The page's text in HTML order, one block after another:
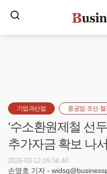
기업과산업 중공업·조선·
'수소환원제철 선
추가자금 확보 나
2026-03-12 09:56:40
손영호 기자 -